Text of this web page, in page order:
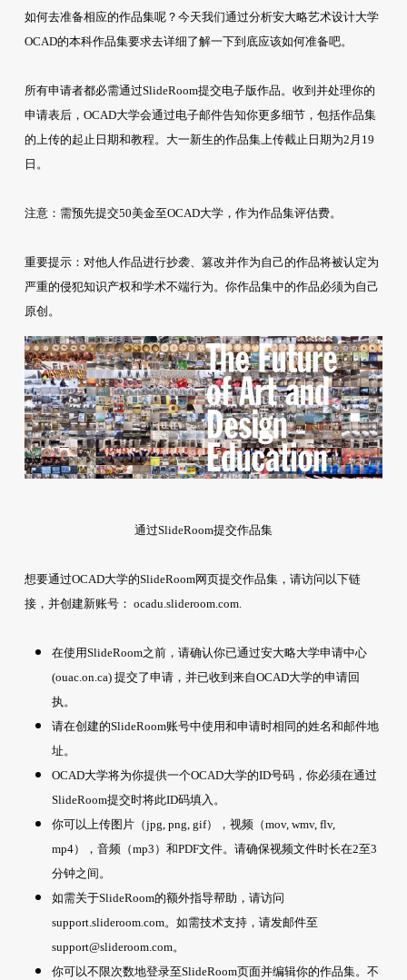
如何去准备相应的作品集呢？今天我们通过分析安大略艺术设计大学
OCAD的本科作品集要求去详细了解一下到底应该如何准备吧。
所有申请者都必需通过SlideRoom提交电子版作品。收到并处理你的
申请表后，OCAD大学会通过电子邮件告知你更多细节，包括作品集
的上传的起止日期和教程。大一新生的作品集上传截止日期为2月19
日。
注意：需预先提交50美金至OCAD大学，作为作品集评估费。
重要提示：对他人作品进行抄袭、篡改并作为自己的作品将被认定为
严重的侵犯知识产权和学术不端行为。你作品集中的作品必须为自己
原创。
通过SlideRoom提交作品集
想要通过OCAD大学的SlideRoom网页提交作品集，请访问以下链
接，并创建新账号： ocadu.slideroom.com.
在使用SlideRoom之前，请确认你已通过安大略大学申请中心
(ouac.on.ca) 提交了申请，并已收到来自OCAD大学的申请回
执。
请在创建的SlideRoom账号中使用和申请时相同的姓名和邮件地
址。
OCAD大学将为你提供一个OCAD大学的ID号码，你必须在通过
SlideRoom提交时将此ID码填入。
你可以上传图片（jpg, png, gif），视频（mov, wmv, flv,
mp4），音频（mp3）和PDF文件。请确保视频文件时长在2至3
分钟之间。
如需关于SlideRoom的额外指导帮助，请访问
support.slideroom.com。如需技术支持，请发邮件至
support@slideroom.com。
你可以不限次数地登录至SlideRoom页面并编辑你的作品集。不